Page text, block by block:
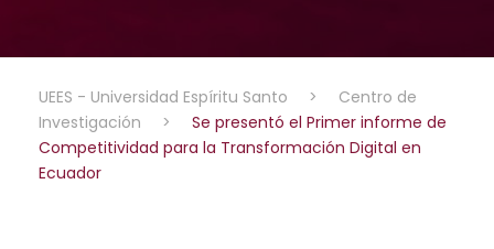
UEES - Universidad Espíritu Santo >
Centro de
Investigación
>
Se presentó el Primer informe de
Competitividad para la Transformación Digital en
Ecuador